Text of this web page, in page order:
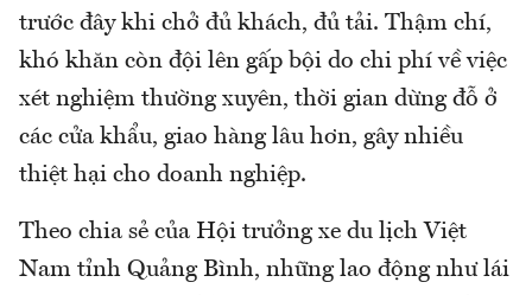
trước đây khi chở đủ khách, đủ tải. Thậm chí,
khó khăn còn đội lên gấp bội do chi phí về việc
xét nghiệm thường xuyên, thời gian dừng đỗ ở
các cửa khẩu, giao hàng lâu hơn, gây nhiều
thiệt hại cho doanh nghiệp.
Theo chia sẻ của Hội trưởng xe du lịch Việt
Nam tỉnh Quảng Bình, những lao động như lái